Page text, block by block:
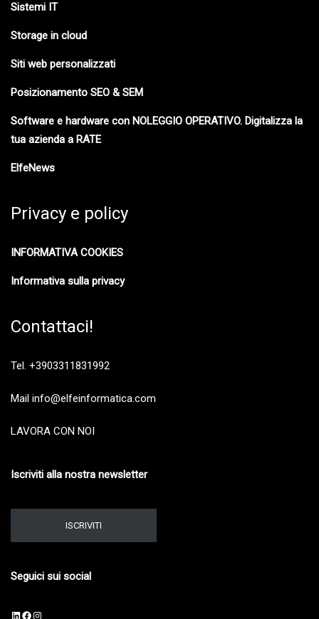
Sistemi IT
Storage in cloud
Siti web personalizzati
Posizionamento SEO & SEM
Software e hardware con NOLEGGIO OPERATIVO. Digitalizza la
tua azienda a RATE
ElfeNews
Privacy e policy
INFORMATIVA COOKIES
Informativa sulla privacy
Contattaci!
Tel. +3903311831992
Mail info@elfeinformatica.com
LAVORA CON NOI
Iscriviti alla nostra newsletter
ISCRIVITI
Seguici sui social
LinkedIn
Facebook
Instagram